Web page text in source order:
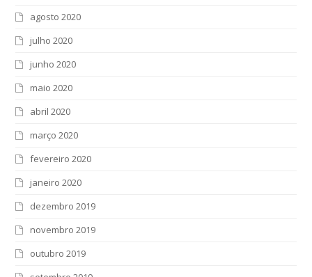
agosto 2020
julho 2020
junho 2020
maio 2020
abril 2020
março 2020
fevereiro 2020
janeiro 2020
dezembro 2019
novembro 2019
outubro 2019